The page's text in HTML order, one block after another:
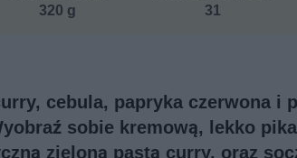
320 g
31
cebula, papryka czerwona i
sobie kremową, lekko
zieloną pastą curry, oraz